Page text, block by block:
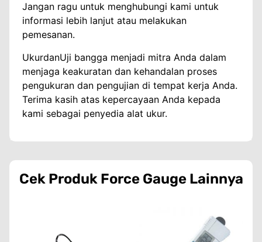
Jangan ragu untuk menghubungi kami untuk
informasi lebih lanjut atau melakukan
pemesanan.
UkurdanUji bangga menjadi mitra Anda dalam
menjaga keakuratan dan kehandalan proses
pengukuran dan pengujian di tempat kerja Anda.
Terima kasih atas kepercayaan Anda kepada
kami sebagai penyedia alat ukur.
Cek Produk Force GaugeLainnya